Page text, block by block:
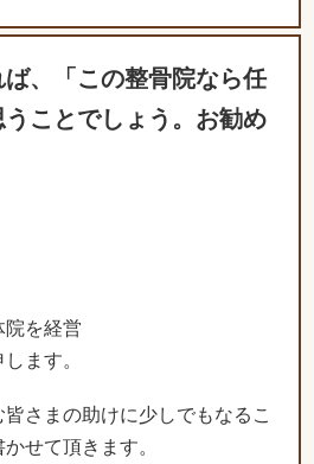
を経営
せて頂きます。
れは利用者様を想う丁寧なカ
不調の原因を知ることができ